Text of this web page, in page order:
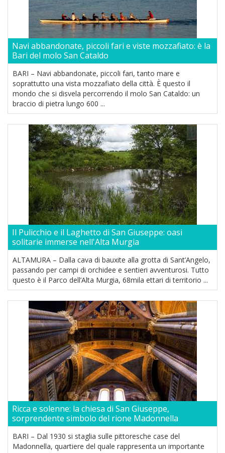
Navi abbandonate, piccoli fari e viste mozzafiato: è la
Bari del molo San Cataldo
BARI – Navi abbandonate, piccoli fari, tanto mare e
soprattutto una vista mozzafiato della città. È questo il
mondo che si disvela percorrendo il molo San Cataldo: un
braccio di pietra lungo 600 ...
Il Pulicchio e il Laghetto di San Giuseppe: oasi
solitarie immerse nell'Alta Murgia
ALTAMURA – Dalla cava di bauxite alla grotta di Sant’Angelo,
passando per campi di orchidee e sentieri avventurosi. Tutto
questo è il Parco dell’Alta Murgia, 68mila ettari di territorio ...
Ricca e solenne: la chiesa di San Giuseppe,
sorprendente simbolo del rione Madonnella
BARI – Dal 1930 si staglia sulle pittoresche case del
Madonnella, quartiere del quale rappresenta un importante